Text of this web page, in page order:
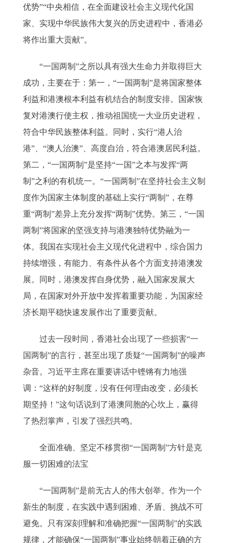
优势”“中央相信，在全面建设社会主义现代化国
家、实现中华民族伟大复兴的历史进程中，香港必
将作出重大贡献”。
“一国两制”之所以具有强大生命力并取得巨大
成功，主要在于：第一，“一国两制”是将国家整体
利益和港澳根本利益有机结合的制度安排。国家恢
复对港澳行使主权，推动祖国统一大业历史进程，
符合中华民族整体利益。同时，实行“港人治
港”、“澳人治澳”、高度自治，符合港澳居民利益。
第二，“一国两制”是坚持“一国”之本与发挥“两
制”之利的有机统一。“一国两制”在坚持社会主义制
度作为国家主体制度的基础上实行“两制”，在尊
重“两制”差异上充分发挥“两制”优势。第三，“一国
两制”将国家的坚强支持与港澳独特优势融为一
体。我国在实现社会主义现代化进程中，综合国力
持续增强，有能力、有条件从各个方面支持港澳发
展。同时，港澳发挥自身优势，融入国家发展大
局，在国家对外开放中发挥着重要功能，为国家经
济长期平稳快速发展作出了重要贡献。
过去一段时间，香港社会出现了一些损害“一
国两制”的言行，甚至出现了质疑“一国两制”的噪声
杂音。习近平主席在重要讲话中铿锵有力地强
调：“这样的好制度，没有任何理由改变，必须长
期坚持！”这句话说到了港澳同胞的心坎上，赢得
了热烈掌声，引发了强烈共鸣。
全面准确、坚定不移贯彻“一国两制”方针是克
服一切困难的法宝
“一国两制”是前无古人的伟大创举。作为一个
新生的制度，在实践中遇到困难、矛盾、挑战不可
避免。只有深刻理解和准确把握“一国两制”的实践
规律，才能确保“一国两制”事业始终朝着正确的方